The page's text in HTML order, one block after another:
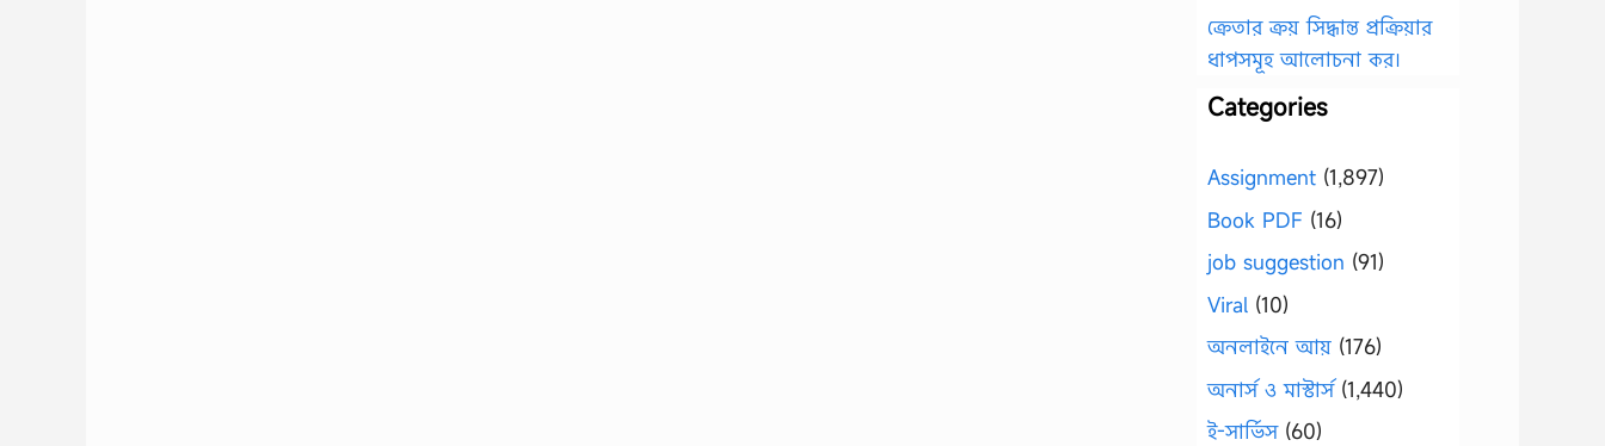
ক্রেতার ক্রয় সিদ্ধান্ত প্রক্রিয়ার
ধাপসমূহ আলোচনা কর।
Categories
Assignment (1,897)
Book PDF (16)
job suggestion (91)
Viral (10)
অনলাইনে আয় (176)
অনার্স ও মাস্টার্স(1,440)
ই-সার্ভিস(60)